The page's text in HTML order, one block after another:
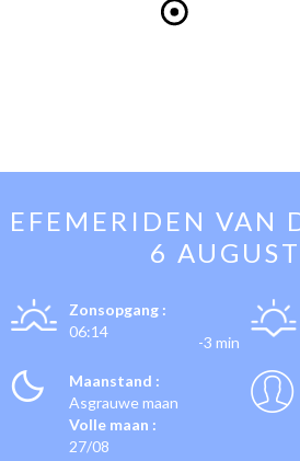
EFEMERIDEN VAN
6
Zonsopgang :
06:14
-3 min
Maanstand :
Asgrauwe maan
Volle maan :
27/08